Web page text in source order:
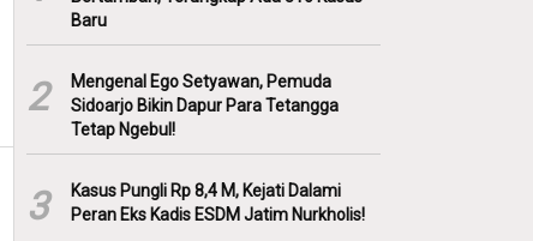
Baru
2
Mengenal Ego Setyawan, Pemuda
Sidoarjo Bikin Dapur Para Tetangga
Tetap Ngebul!
3
Kasus Pungli Rp 8,4 M, Kejati Dalami
Peran Eks Kadis ESDM Jatim Nurkholis!